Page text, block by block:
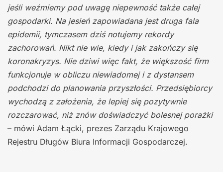
jeśli weźmiemy pod uwagę niepewność także całej
gospodarki. Na jesień zapowiadana jest druga fala
epidemii, tymczasem dziś notujemy rekordy
zachorowań. Nikt nie wie, kiedy i jak zakończy się
koronakryzys. Nie dziwi więc fakt, że większość firm
funkcjonuje w obliczu niewiadomej i z dystansem
podchodzi do planowania przyszłości. Przedsiębiorcy
wychodzą z założenia, że lepiej się pozytywnie
rozczarować, niż znów doświadczyć bolesnej porażki
– mówi Adam Łącki, prezes Zarządu Krajowego
Rejestru Długów Biura Informacji Gospodarczej.